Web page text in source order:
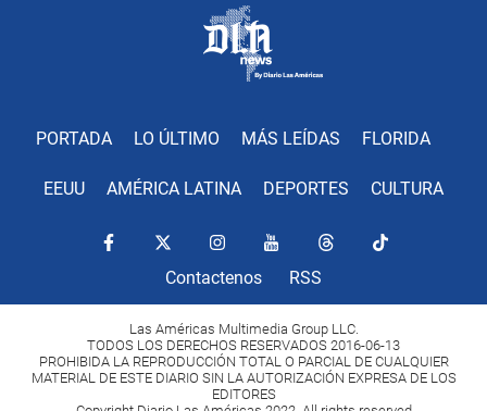
PORTADA LO ÚLTIMO MÁS LEÍDAS FLORIDA
EEUU AMÉRICA LATINA DEPORTES CULTURA
Contactenos RSS
Las Américas Multimedia Group LLC.
TODOS LOS DERECHOS RESERVADOS 2016-06-13
PROHIBIDA LA REPRODUCCIÓN TOTAL O PARCIAL DE CUALQUIER
MATERIAL DE ESTE DIARIO SIN LA AUTORIZACIÓN EXPRESA DE LOS
EDITORES